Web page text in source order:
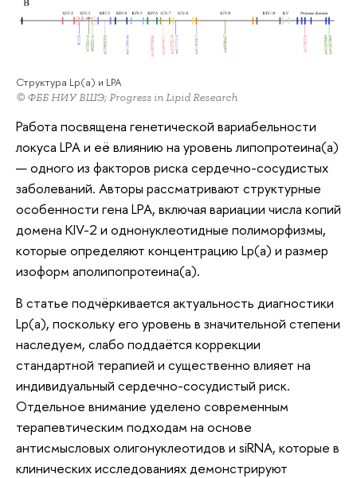
Структура Lp(a) и LPA
© ФББ НИУ ВШЭ; Progress in Lipid Research
Работа посвящена генетической вариабельности
локуса LPAи её влиянию на уровень липопротеина(a)
— одного из факторов риска сердечно-сосудистых
заболеваний. Авторы рассматривают структурные
особенности гена LPA, включая вариации числа копий
домена KIV-2 и однонуклеотидные полиморфизмы,
которые определяют концентрацию Lp(a) и размер
изоформ аполипопротеина(a).
В статье подчёркивается актуальность диагностики
Lp(a), поскольку его уровень в значительной степени
наследуем, слабо поддаётся коррекции
стандартной терапией и существенно влияет на
индивидуальный сердечно-сосудистый риск.
Отдельное внимание уделено современным
терапевтическим подходам на основе
антисмысловых олигонуклеотидов и siRNA, которые в
клинических исследованиях демонстрируют